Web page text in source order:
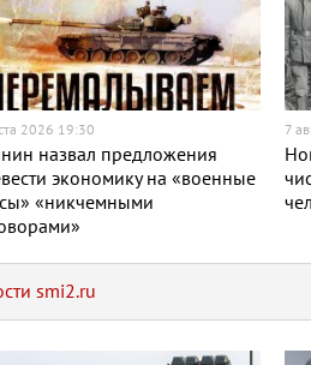
2026 19:30
назвал предложения
экономику на «военные
«никчемными
7
smi2.ru